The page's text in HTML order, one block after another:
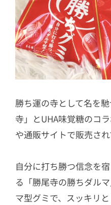
勝ち運の寺として名を
寺」とUHA味覚糖のコ
や通販サイトで販売され
自分に打ち勝つ信念を
る「勝尾寺の勝ちダル
マ型グミで、スッキリ